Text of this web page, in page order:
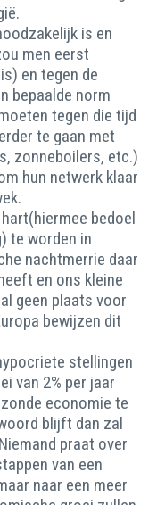
is en
men eerst
en tegen de
bepaalde norm
tegen die tijd
te gaan met
zonneboilers, etc.)
hun netwerk klaar
bedoel
te worden in
nachtmerrie daar
en ons kleine
geen plaats voor
bewijzen dit
stellingen
van 2% per jaar
economie te
blijft dan zal
praat over
van een
naar een meer